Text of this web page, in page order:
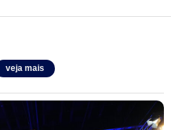
veja mais